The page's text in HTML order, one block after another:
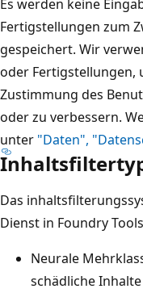
Es werden keine
Fertigstellungen zum
gespeichert. Wir
oder Fertigstellungen,
Zustimmung des
oder zu verbessern.
unter "Daten",
Das
Dienst in Foundry
Neurale
schädliche